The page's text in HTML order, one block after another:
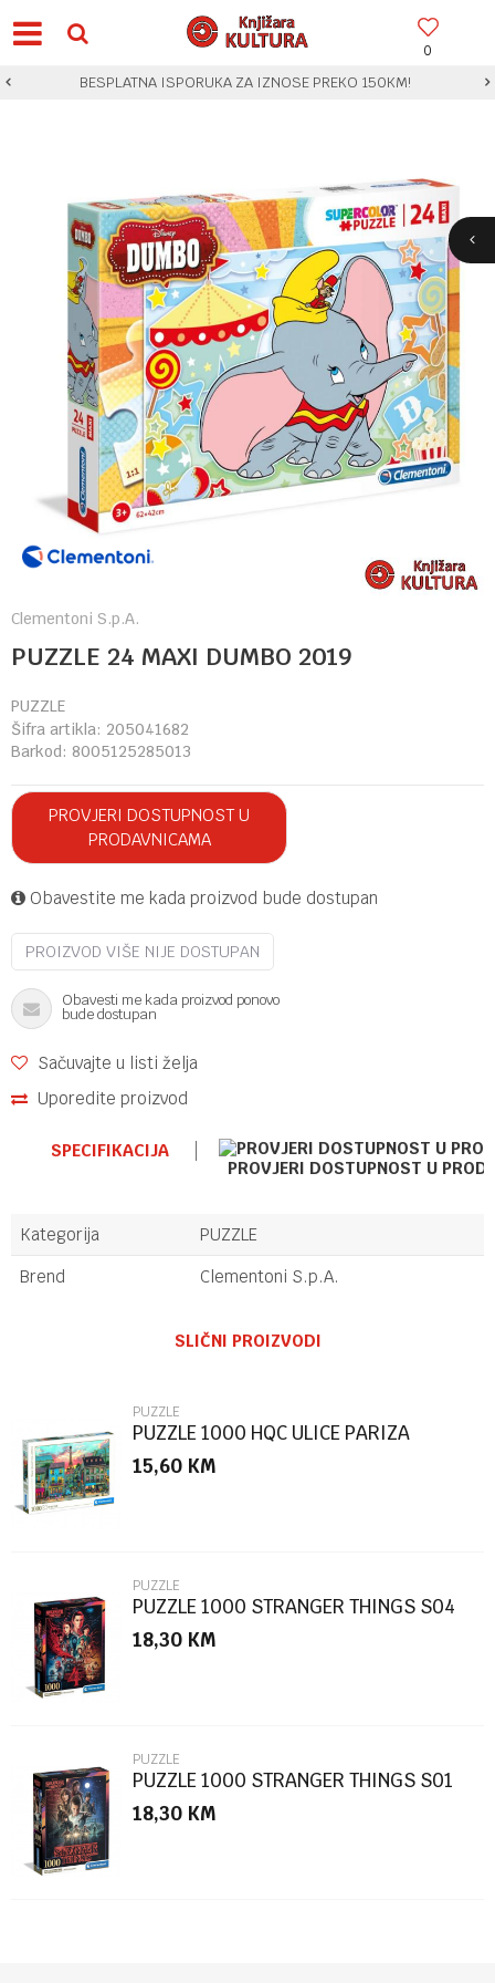
0
BESPLATNA ISPORUKA ZA IZNOSE PREKO 150KM!
Clementoni S.p.A.
PUZZLE 24 MAXI DUMBO 2019
PUZZLE
Šifra artikla: 205041682
Barkod: 8005125285013
PROVJERI DOSTUPNOST U
PRODAVNICAMA
Obavestite me kada proizvod bude dostupan
PROIZVOD VIŠE NIJE DOSTUPAN
Obavesti me kada proizvod ponovo
bude dostupan
Sačuvajte u listi želja
Uporedite proizvod
SPECIFIKACIJA
PROVJERI DOSTUPNOST U
Kategorija
PUZZLE
Brend
Clementoni S.p.A.
Poruka
POŠALJI
SLIČNI PROIZVODI
PUZZLE
PUZZLE 1000 HQC ULICE PARIZA
15,60 KM
PUZZLE
PUZZLE 1000 STRANGER THINGS S04
18,30 KM
PUZZLE
PUZZLE 1000 STRANGER THINGS S01
18,30 KM